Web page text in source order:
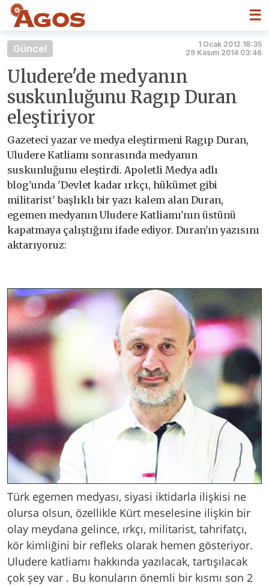
☰
Güncel
1 Ocak 2012 18:35
29 Kasım 2014 03:46
Uludere'de medyanın
suskunluğunu Ragıp Duran
eleştiriyor
Gazeteci yazar ve medya eleştirmeni Ragıp Duran,
Uludere Katliamı sonrasında medyanın
suskunluğunu eleştirdi. Apoletli Medya adlı
blog'unda 'Devlet kadar ırkçı, hükümet gibi
militarist' başlıklı bir yazı kalem alan Duran,
egemen medyanın Uludere Katliamı'nın üstünü
kapatmaya çalıştığını ifade ediyor. Duran'ın yazısını
aktarıyoruz:
Türk egemen medyası, siyasi iktidarla ilişkisi ne
olursa olsun, özellikle Kürt meselesine ilişkin bir
olay meydana gelince, ırkçı, militarist, tahrifatçı,
kör kimliğini bir refleks olarak hemen gösteriyor.
Uludere katliamı hakkında yazılacak, tartışılacak
çok şey var . Bu konuların önemli bir kısmı son 2